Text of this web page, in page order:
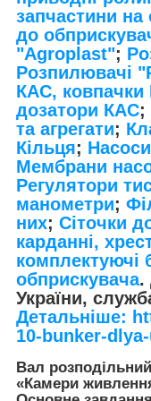
запчастини на
до
"Agroplast";
Розпилювачі
КАС,
дозатори КАС;
та агрегати;
Кільця;
Мембрани
Регулятори
манометри;
них; Сіточки
карданні,
комплектуючі
обприскувача.
України,
Детальніше:
10-bunker-
Вал
«Камери